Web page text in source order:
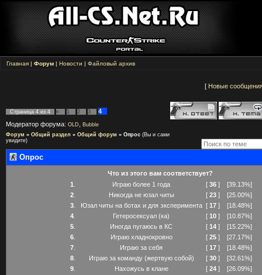
Главная | Форум | Новости | Файловый архив
[ Новые
Страница 4 из 4 « 1 2 3
4
Модератор форума: OLD
Bubble
Форум » Общий раздел » Общий форум » Опрос (Вы и сами
увидите)
Опрос
Что из этого вам соответствует?
1
Играю более 1 года [ 36]
[39.13%]
2. Никогда не юзал читы [ 23]
[25.00%]
3. Юзал читы на ботах и для эксперимента [ 17]
[18.48%]
4. Гетеросексуал (ка) [ 10]
[10.87%]
5. Иногда пугаюсь в КС [ 14]
[15.22%]
6. Играю хладнокровно [ 25]
[27.17%]
7. Играю за себя [ 17]
[18.48%]
8. Играю за команду (жертвую собой) [ 30]
[32.61%]
9. Нахожусь в клане [ 24]
[26.09%]